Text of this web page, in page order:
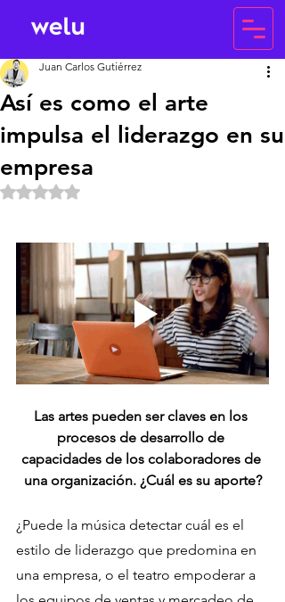
Así es como el arte
impulsa el liderazgo en su
empresa
Juan Carlos Gutiérrez
Obtuvo NaN de 5 estrellas.
Las artes pueden ser claves en los
procesos de desarrollo de
capacidades de los colaboradores de
una organización. ¿Cuál es su aporte?
¿Puede la música detectar cuál es el
estilo de liderazgo que predomina en
una empresa, o el teatro empoderar a